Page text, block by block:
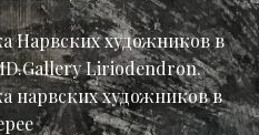
Нарвских художников в
Liriodendron.
нарвских художников в